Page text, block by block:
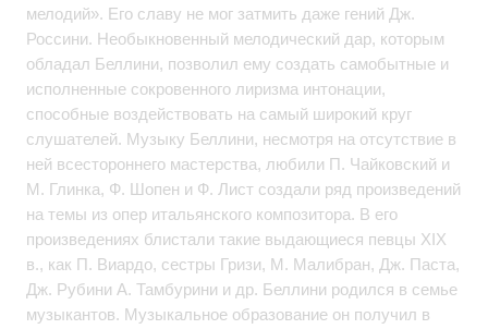
мелодий». Его славу не мог затмить даже гений Дж.
Россини. Необыкновенный мелодический дар, которым
обладал Беллини, позволил ему создать самобытные и
исполненные сокровенного лиризма интонации,
способные воздействовать на самый широкий круг
слушателей. Музыку Беллини, несмотря на отсутствие в
ней всестороннего мастерства, любили П. Чайковский и
М. Глинка, Ф. Шопен и Ф. Лист создали ряд произведений
на темы из опер итальянского композитора. В его
произведениях блистали такие выдающиеся певцы XIX
в., как П. Виардо, сестры Гризи, М. Малибран, Дж. Паста,
Дж. Рубини А. Тамбурини и др. Беллини родился в семье
музыкантов. Музыкальное образование он получил в